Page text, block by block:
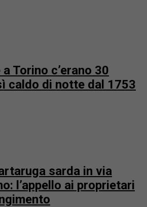
Torino c’erano 30
caldo di notte dal 1753
sarda in via
l’appello ai proprietari